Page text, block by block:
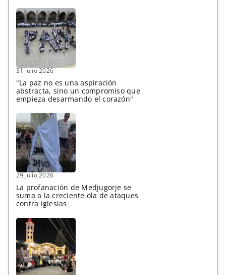
31 julio 2026
"La paz no es una aspiración
abstracta, sino un compromiso que
empieza desarmando el corazón"
29 julio 2026
La profanación de Medjugorje se
suma a la creciente ola de ataques
contra iglesias